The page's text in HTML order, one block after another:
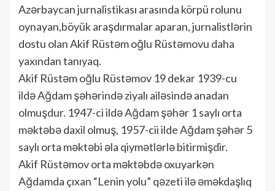
Azərbaycan jurnalistikası arasında körpü rolunu
oynayan,böyük araşdırmalar aparan, jurnalistlərin
dostu olan Akif Rüstəm oğlu Rüstəmovu daha
yaxından tanıyaq.
Akif Rüstəm oğlu Rüstəmov 19 dekar 1939-cu
ildə Ağdam şəhərində ziyalı ailəsində anadan
olmuşdur. 1947-ci ildə Ağdam şəhər 1 saylı orta
məktəbə daxil olmuş, 1957-cii ilde Ağdam şəhər 5
saylı orta məktəbi əla qiymətlərlə bitirmişdir.
Akif Rüstəmov orta məktəbdə oxuyarkən
Ağdamda çıxan “Lenin yolu” qəzeti ilə əməkdaşlıq